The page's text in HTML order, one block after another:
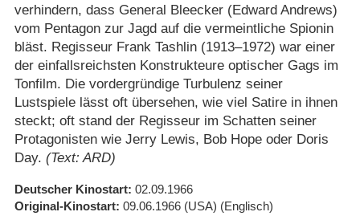
verhindern, dass General Bleecker (Edward Andrews)
vom Pentagon zur Jagd auf die vermeintliche Spionin
bläst. Regisseur Frank Tashlin (1913⁠–⁠1972) war einer
der einfallsreichsten Konstrukteure optischer Gags im
Tonfilm. Die vordergründige Turbulenz seiner
Lustspiele lässt oft übersehen, wie viel Satire in ihnen
steckt; oft stand der Regisseur im Schatten seiner
Protagonisten wie Jerry Lewis, Bob Hope oder Doris
Day. (Text: ARD)
Deutscher Kinostart 02.09.1966
Original-Kinostart 09.06.1966 (USA) (Englisch)